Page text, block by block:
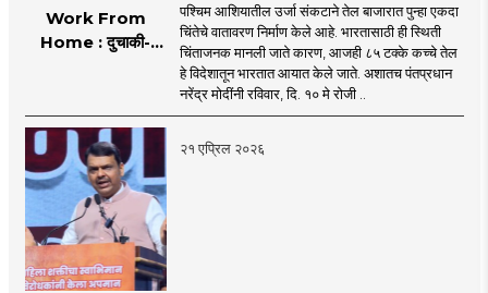
Work From
Home : दुचाकी-
शक्य
पश्चिम आशियातील उर्जा संकटाने तेल बाजारात पुन्हा एकदा
चिंतेचे वातावरण निर्माण केले आहे. भारतासाठी ही स्थिती
चिंताजनक मानली जाते कारण, आजही ८५ टक्के कच्चे तेल
हे विदेशातून भारतात आयात केले जाते. अशातच पंतप्रधान
नरेंद्र मोदींनी रविवार, दि. १० मे रोजी ..
२१ एप्रिल २०२६